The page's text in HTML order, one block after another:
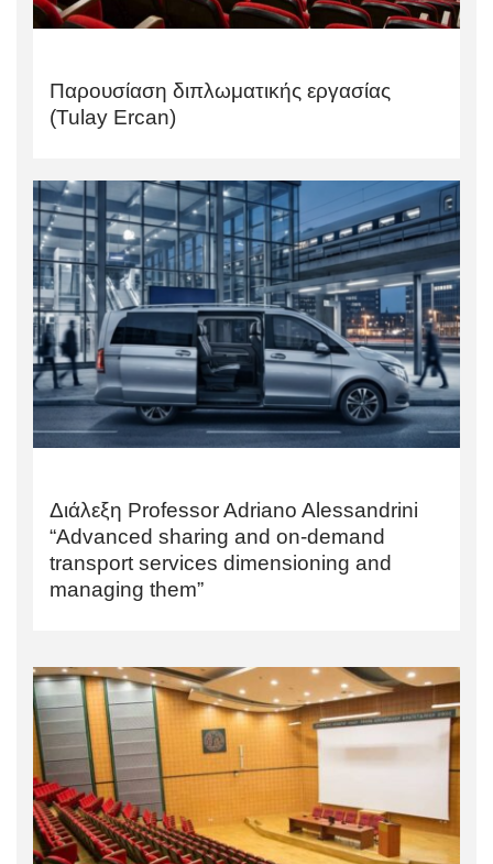
Παρουσίαση διπλωματικής εργασίας
(Tulay Ercan)
Διάλεξη Professor Adriano Alessandrini
“Advanced sharing and on-demand
transport services dimensioning and
managing them”